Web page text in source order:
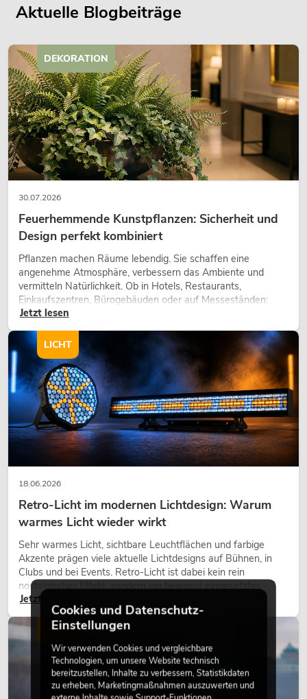
Aktuelle Blogbeiträge
30.07.2026
Feuerhemmende Kunstpflanzen: Sicherheit und
Design perfekt kombiniert
Pflanzen machen Räume lebendig. Sie schaffen eine
angenehme Atmosphäre, verbessern das Ambiente und
vermitteln Natürlichkeit. Ob in Hotels, Restaurants,
Einkaufszentren, Bürogebäuden oder auf Messeständen:
eine hochwertige Begrünung gehört heute längst zum
Jetzt lesen
DEKORATION
18.06.2026
Retro-Licht im modernen Lichtdesign: Warum
warmes Licht wieder wirkt
Sehr warmes Licht, sichtbare Leuchtflächen und farbige
Akzente prägen viele aktuelle Lichtdesigns auf Bühnen, in
Clubs und bei Events. Retro-Licht ist dabei kein rein
nostalgischer Effekt, sondern ein bewusst eingesetztes
Gestaltungsmittel: Es schafft Atmosphäre, gibt Szenen
Charakter und kann technische LED-Setups emotionaler
wirken lassen.
Jetzt lesen
LICHT
LICHT
Cookies und Datenschutz-
Einstellungen
Wir verwenden Cookies und vergleichbare
Technologien, um unsere Website technisch
bereitzustellen, Inhalte zu verbessern, Statistikdaten
zu erheben, Marketingmaßnahmen auszuwerten und